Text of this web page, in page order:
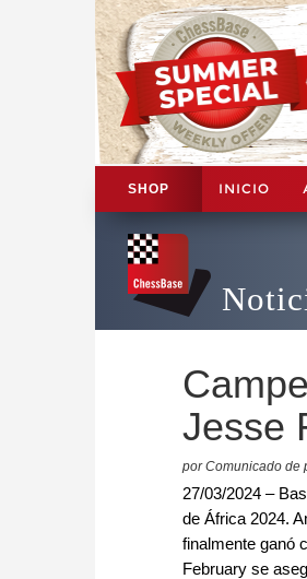
SHOP INICIO
Jesse
por Comunicado de
27/03/2024 –
de África 2024.
finalmente ganó
February se